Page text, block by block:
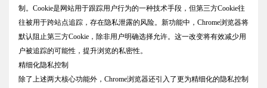
制。Cookie是网站用于跟踪用户行为的一种技术手段，但第三方Cookie往
往被用于跨站点追踪，存在隐私泄露的风险。新功能中，Chrome浏览器将
默认阻止第三方Cookie，除非用户明确选择允许。这一改变将有效减少用
户被追踪的可能性，提升浏览的私密性。
精细化隐私控制
除了上述两大核心功能外，Chrome浏览器还引入了更为精细化的隐私控制